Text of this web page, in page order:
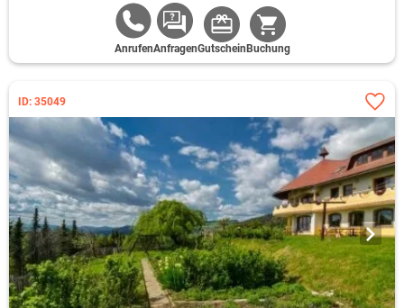
AnrufenAnfragenGutschein Buchung
ID: 35049